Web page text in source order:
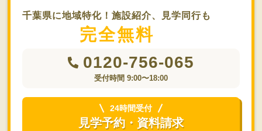
千葉県に地域特化！施設紹介、見学同行も
完全無料
0120-756-065
受付時間 9:00〜18:00
24時間受付
見学予約・資料請求